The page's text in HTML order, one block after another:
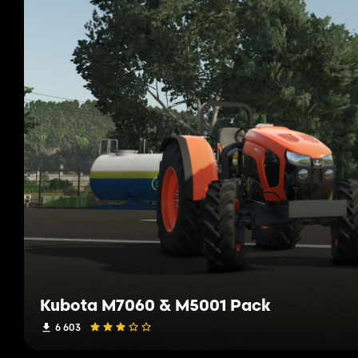
Kubota M7060 & M5001 Pack
6 603